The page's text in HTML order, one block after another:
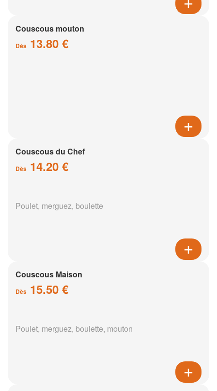
Couscous mouton
Dès 13.80 €
Couscous du Chef
Dès 14.20 €
Poulet, merguez, boulette
Couscous Maison
Dès 15.50 €
Poulet, merguez, boulette, mouton